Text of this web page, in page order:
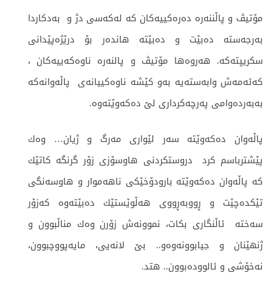
مۆتیڤ و پاڵننه‌ره‌ ده‌ره‌كییه‌كان كه‌ له‌كه‌سی دژ و به‌دكاردا
به‌رجه‌سته‌ ده‌بێت و ده‌بێته‌ هانده‌ر بۆ درێژه‌پێدانی
سكریپته‌كه‌. هه‌روه‌ها مۆتیڤ و پالنه‌ره‌ ناوه‌كه‌ییه‌كان ،
كه‌ئه‌مه‌ش وابه‌سته‌یه‌ بەو ‌كێشه‌ ناوه‌كییانه‌ی پاڵه‌وانه‌كه‌
به‌به‌رده‌وامی په‌رچه‌كرداری لێ ده‌كه‌وێته‌وه‌.
پاڵه‌وان ده‌كه‌وێته‌ سه‌ر لێواری مەرگ و ژیان… وه‌ك
پێشترباسم كرد ‌ دروستكردنی هاوسۆزی زۆر گرنگه‌ كاتێك
كه‌ پاڵه‌وان ده‌كه‌وێته‌ بارودۆخێکی ناهەموار و هاوسەنگی
تێکده‌چێت و ڕووبه‌ڕووی هه‌ڵوێستێك ده‌بێته‌وه‌ كه‌زۆر
سەختە ئاڵنگاری بكات، نموونه‌ش زۆرن وه‌ك مناڵبوون و
ژنهێنان و جیابوونه‌وه‌و.. بێ لا‌نه‌یی‌، مایه‌پووچبوون،
نه‌خۆشی و ئالووده‌بوون.. هتد.